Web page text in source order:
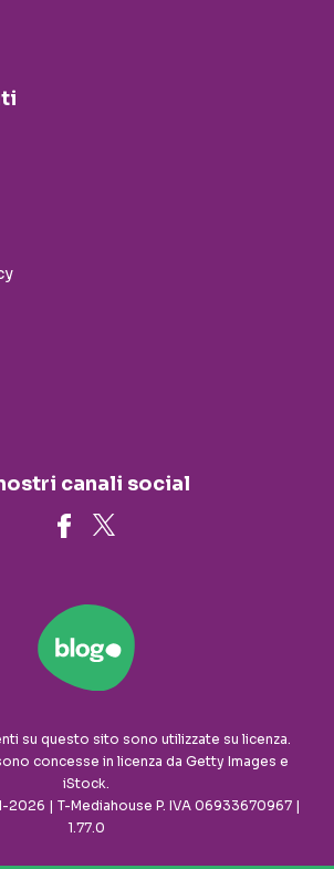
canali social
su questo sito sono utilizzate su licenza.
concesse in licenza da Getty Images e
iStock.
2026 | T-Mediahouse P. IVA 06933670967 |
1.77.0